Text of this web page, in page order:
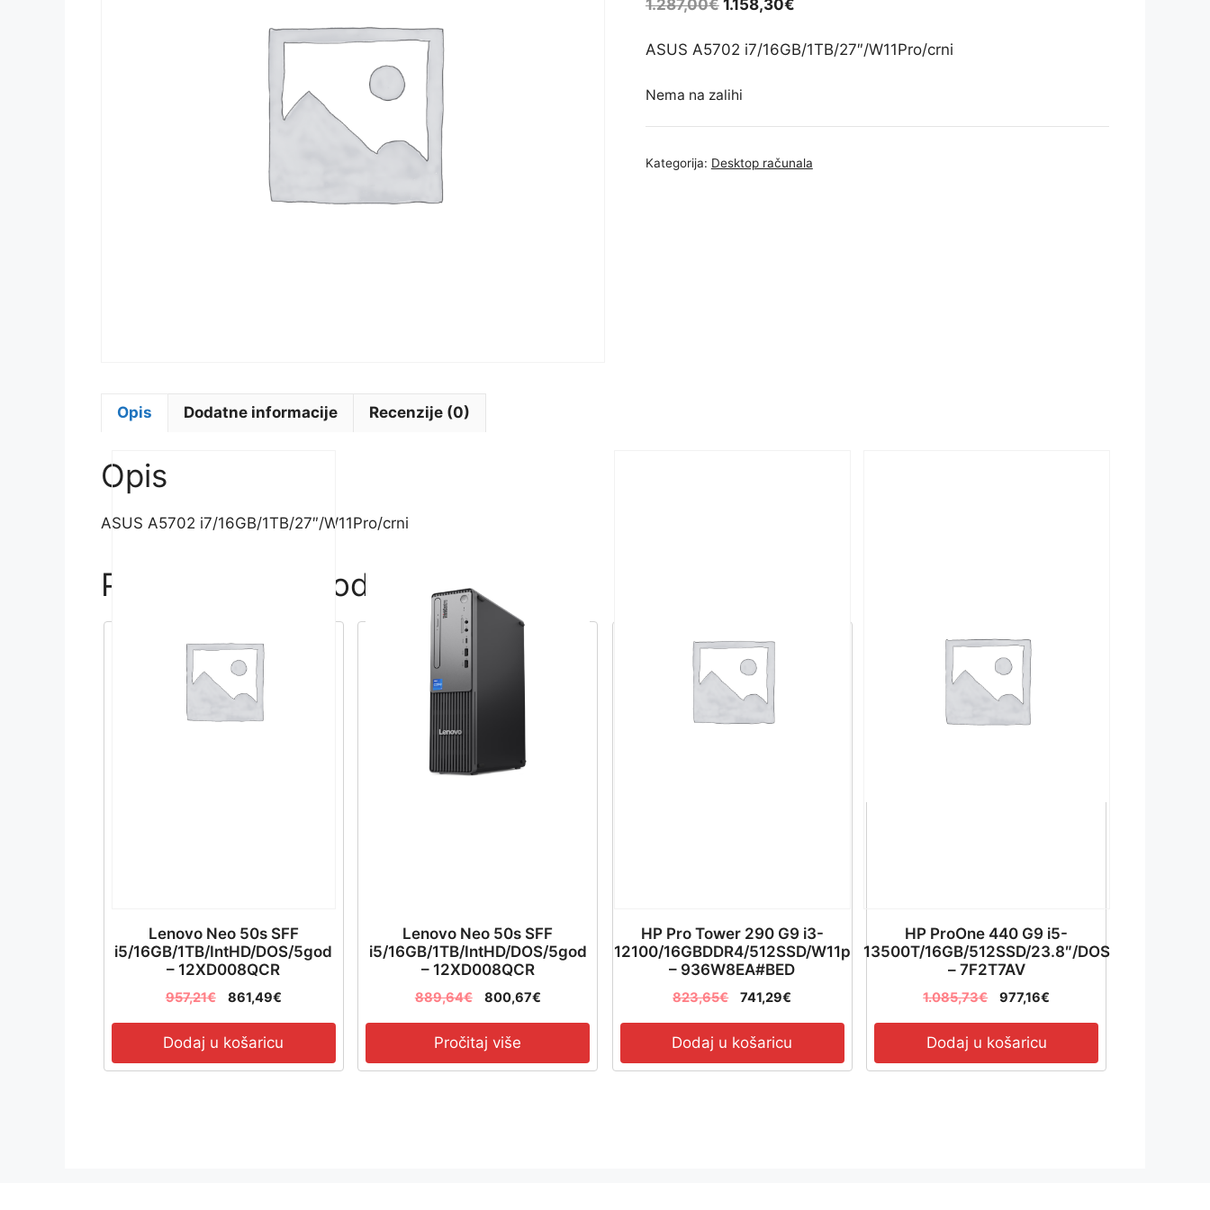
1.287,00€ 1.158,30€
ASUS A5702 i7/16GB/1TB/27″/W11Pro/crni
Nema na zalihi
Kategorija: Desktop računala
Opis Dodatne informacije Recenzije (0)
Opis
ASUS A5702 i7/16GB/1TB/27″/W11Pro/crni
Povezani proizvodi
Lenovo Neo 50s SFF
i5/16GB/1TB/IntHD/DOS/5god
– 12XD008QCR
957,21€ 861,49€
Dodaj u košaricu
Lenovo Neo 50s SFF
i5/16GB/1TB/IntHD/DOS/5god
– 12XD008QCR
889,64€ 800,67€
Pročitaj više
HP Pro Tower 290 G9 i3-
12100/16GBDDR4/512SSD/W11p
– 936W8EA#BED
823,65€ 741,29€
Dodaj u košaricu
HP ProOne 440 G9 i5-
13500T/16GB/512SSD/23.8″/DOS
– 7F2T7AV
1.085,73€ 977,16€
Dodaj u košaricu